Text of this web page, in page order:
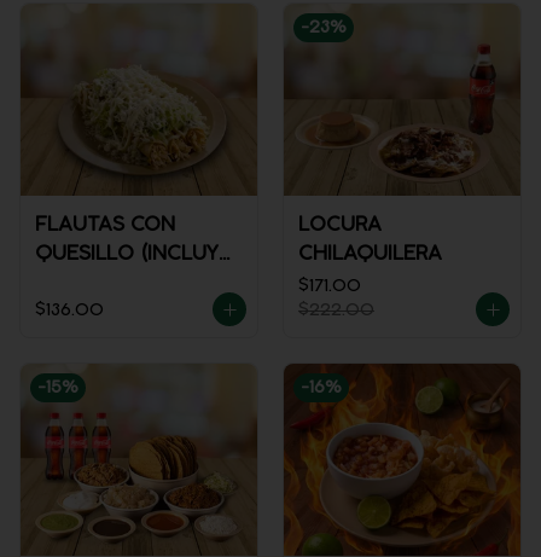
FLAUTAS CON
QUESILLO (INCLUYE
SALSA)
$136.00
-23%
LOCURA
CHILAQUILERA
$171.00
$222.00
-15% -16%